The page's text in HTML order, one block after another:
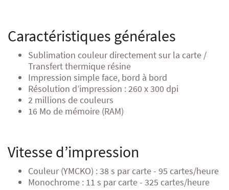
Caractéristiques générales
Sublimation couleur directement sur la carte /
Transfert thermique résine
Impression simple face, bord à bord
Résolution d’impression : 260 x 300 dpi
2 millions de couleurs
16 Mo de mémoire (RAM)
Vitesse d’impression
Couleur (YMCKO) : 38 s par carte - 95 cartes/heure
Monochrome : 11 s par carte - 325 cartes/heure